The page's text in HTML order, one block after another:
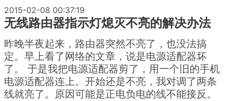
2015-02-08 00:37:19
无线路由器指示灯熄灭不亮的解决办法
昨晚半夜起来，路由器突然不亮了，也没法搞
定。早上看了网络的文章，说是电源适配器坏
了。 于是我把电源适配器剪了，用一个旧的手机
电源适配器连上。开始还是不亮，我对调了两条
线就亮了。原因可能是正电负电的线不能接反。